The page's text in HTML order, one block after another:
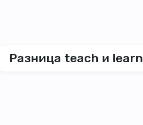
Разница teach и learn